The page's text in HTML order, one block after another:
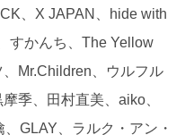
、X JAPAN、hide with
すかんち、The Yellow
Mr.Children、ウルフル
季、田村直美、aiko、
GLAY、ラルク・アン・